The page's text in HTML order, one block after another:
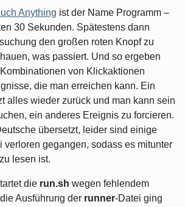
Anything ist der Name Programm –
30 Sekunden. Spätestens dann
den großen roten Knopf zu
was passiert. Und so ergeben
von Klickaktionen
die man erreichen kann. Ein
alles wieder zurück und man kann sein
ein anderes Ereignis zu forcieren.
übersetzt, leider sind einige
verloren gegangen, sodass es mitunter
lesen ist.
die run.sh wegen fehlendem
Ausführung der runner-Datei ging